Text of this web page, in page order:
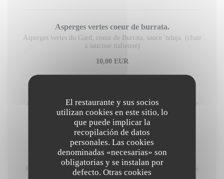
El restaurante y sus socios
utilizan cookies en este sitio, lo
que puede implicar la
recopilación de datos
personales. Las cookies
denominadas «necesarias» son
obligatorias y se instalan por
defecto. Otras cookies
Asperges vertes coeur de burrata.
Asperges vertes du Gard, coeur de Burrata, sauce 'nduja. (chair
à saucisse italienne)
10,00 EUR
Asperges blanches des Landes, coulis d'ail des ours, chips de
bacon.
10,00 EUR
Poêlée de potimarron et fêta.
Poêlée de potimarron rôti, fromage de brebis (fêta), noisettes
et jus de miel de châtaignier.